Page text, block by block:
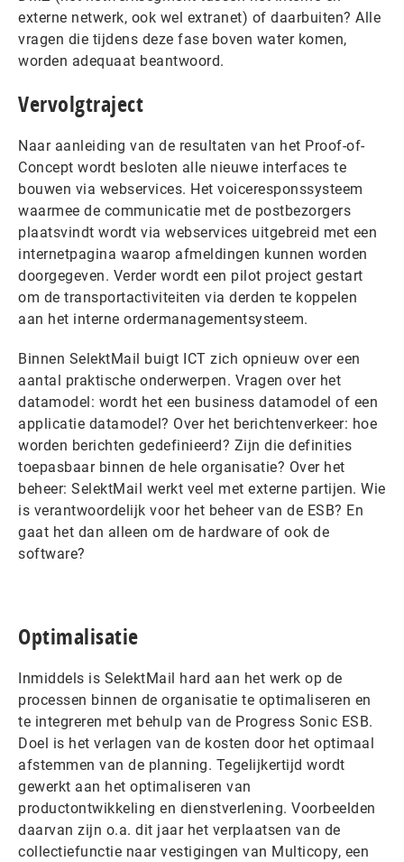
externe netwerk, ook wel extranet) of daarbuiten? Alle
vragen die tijdens deze fase boven water komen,
worden adequaat beantwoord.
Vervolgtraject
Naar aanleiding van de resultaten van het Proof-of-
Concept wordt besloten alle nieuwe interfaces te
bouwen via webservices. Het voiceresponssysteem
waarmee de communicatie met de postbezorgers
plaatsvindt wordt via webservices uitgebreid met een
internetpagina waarop afmeldingen kunnen worden
doorgegeven. Verder wordt een pilot project gestart
om de transportactiviteiten via derden te koppelen
aan het interne ordermanagementsysteem.
Binnen SelektMail buigt ICT zich opnieuw over een
aantal praktische onderwerpen. Vragen over het
datamodel: wordt het een business datamodel of een
applicatie datamodel? Over het berichtenverkeer: hoe
worden berichten gedefinieerd? Zijn die definities
toepasbaar binnen de hele organisatie? Over het
beheer: SelektMail werkt veel met externe partijen. Wie
is verantwoordelijk voor het beheer van de ESB? En
gaat het dan alleen om de hardware of ook de
software?
Optimalisatie
Inmiddels is SelektMail hard aan het werk op de
processen binnen de organisatie te optimaliseren en
te integreren met behulp van de Progress Sonic ESB.
Doel is het verlagen van de kosten door het optimaal
afstemmen van de planning. Tegelijkertijd wordt
gewerkt aan het optimaliseren van
productontwikkeling en dienstverlening. Voorbeelden
daarvan zijn o.a. dit jaar het verplaatsen van de
collectiefunctie naar vestigingen van Multicopy, een